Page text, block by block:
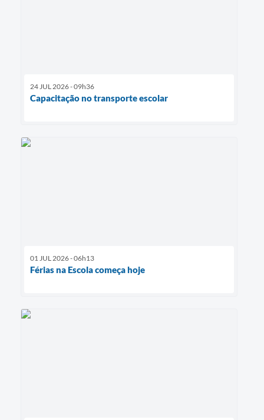
24 JUL 2026 - 09h36
Capacitação no transporte escolar
01 JUL 2026 - 06h13
Férias na Escola começa hoje